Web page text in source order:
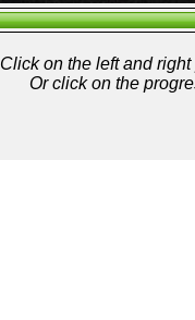
Click on the left and
Or click on the